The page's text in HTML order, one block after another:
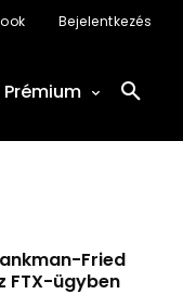
Bejelentkezés
Prémium
Fried
FTX-ügyben